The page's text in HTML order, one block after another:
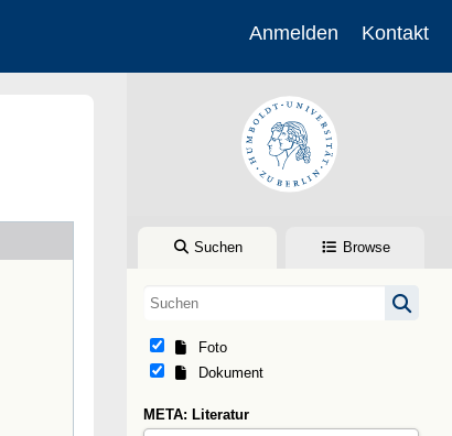
Anmelden Kontakt
Suchen Browse
Foto
Dokument
META: Literatur